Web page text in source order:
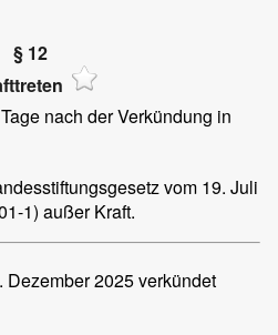
§ 12
nach der Verkündung in
vom 19. Juli
1) außer Kraft.
Dezember 2025 verkündet